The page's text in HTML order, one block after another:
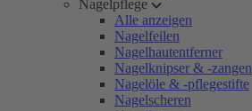
Nagelpflege
Alle anzeigen
Nagelfeilen
Nagelhautentferner
Nagelknipser & -zangen
Nagelöle & -pflegestifte
Nagelscheren